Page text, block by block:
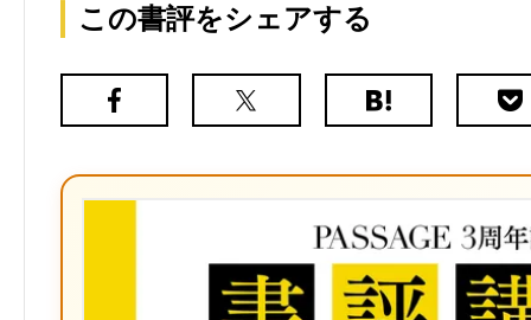
この書評をシェアする
Facebook
X（旧
は
ク
マ
ー
ク